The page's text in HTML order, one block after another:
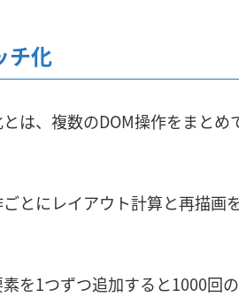
チ化
は、複数のDOM操作をまと
とにレイアウト計算と再描画
を1つずつ追加すると1000回